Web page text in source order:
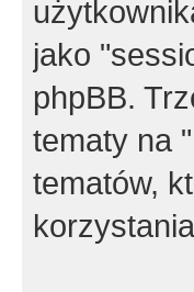
jako
phpBB.
tematy na
tematów,